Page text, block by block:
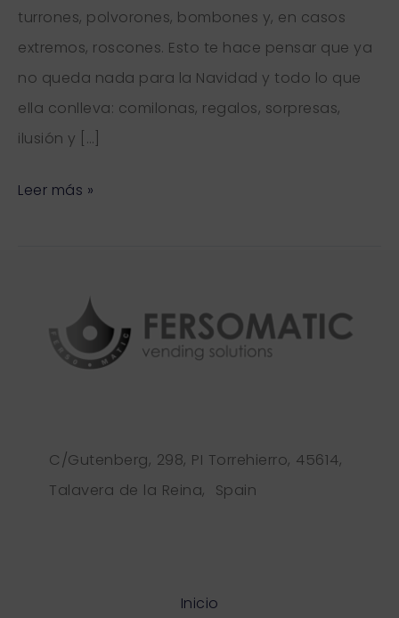
turrones, polvorones, bombones y, en casos
extremos, roscones. Esto te hace pensar que ya
no queda nada para la Navidad y todo lo que
ella conlleva: comilonas, regalos, sorpresas,
ilusión y […]
tu
gimnasio
(según
la
visión
cliente)
Leer más »
C/Gutenberg, 298, PI Torrehierro, 45614,
Talavera de la Reina, Spain
Inicio